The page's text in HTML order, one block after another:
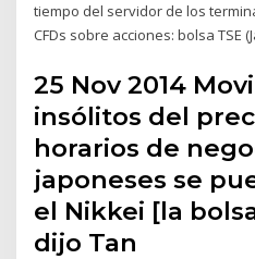
tiempo del servidor de los
CFDs sobre acciones: bolsa TSE
25 Nov 2014
insólitos del
horarios de
japoneses se
el Nikkei [la
dijo Tan